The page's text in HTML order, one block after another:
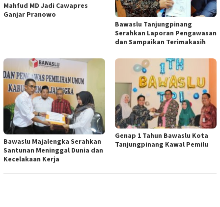
Mahfud MD Jadi Cawapres
Ganjar Pranowo
Bawaslu Tanjungpinang
Serahkan Laporan Pengawasan
dan Sampaikan Terimakasih
Bawaslu Majalengka Serahkan
Santunan Meninggal Dunia dan
Kecelakaan Kerja
Genap 1 Tahun Bawaslu Kota
Tanjungpinang Kawal Pemilu